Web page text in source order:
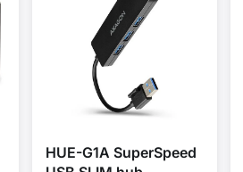
HUE-G1A SuperSpeed